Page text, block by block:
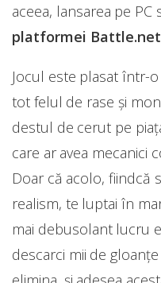
aceea, lansarea pe
platformei
Jocul este plasat într-
tot felul de rase și
destul de cerut pe
care ar avea mecanici
Doar că acolo, fiindcă
realism, te luptai în
mai debusolant lucru
descarci mii de